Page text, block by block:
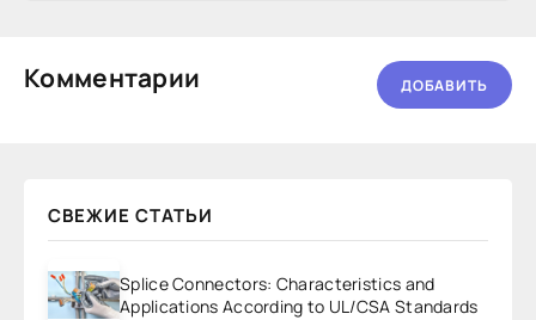
Комментарии ДОБАВИТЬ
СВЕЖИЕ СТАТЬИ
Splice Connectors: Characteristics and
Applications According to UL/CSA Standards